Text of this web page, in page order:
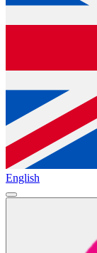
English